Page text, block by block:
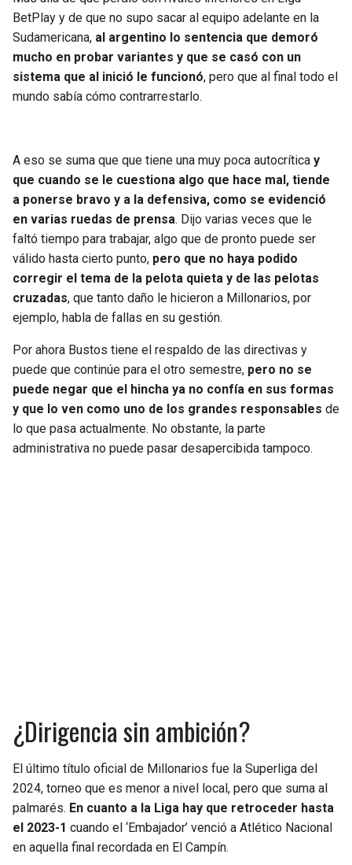
BetPlay y de que no supo sacar al equipo adelante en la
Sudamericana, al argentino lo sentencia que demoró
mucho en probar variantes y que se casó con un
sistema que al inició le funcionó, pero que al final todo el
mundo sabía cómo contrarrestarlo.
A eso se suma que que tiene una muy poca autocrítica y
que cuando se le cuestiona algo que hace mal, tiende
a ponerse bravo y a la defensiva, como se evidenció
en varias ruedas de prensa. Dijo varias veces que le
faltó tiempo para trabajar, algo que de pronto puede ser
válido hasta cierto punto, pero que no haya podido
corregir el tema de la pelota quieta y de las pelotas
cruzadas, que tanto daño le hicieron a Millonarios, por
ejemplo, habla de fallas en su gestión.
Por ahora Bustos tiene el respaldo de las directivas y
puede que continúe para el otro semestre, pero no se
puede negar que el hincha ya no confía en sus formas
y que lo ven como uno de los grandes responsables de
lo que pasa actualmente. No obstante, la parte
administrativa no puede pasar desapercibida tampoco.
¿Dirigencia sin ambición?
El último título oficial de Millonarios fue la Superliga del
2024, torneo que es menor a nivel local, pero que suma al
palmarés. En cuanto a la Liga hay que retroceder hasta
el 2023-1 cuando el ‘Embajador’ venció a Atlético Nacional
en aquella final recordada en El Campín.